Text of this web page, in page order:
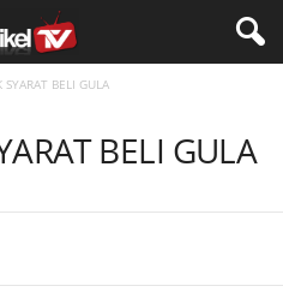
SYARAT BELI GULA
BELI GULA